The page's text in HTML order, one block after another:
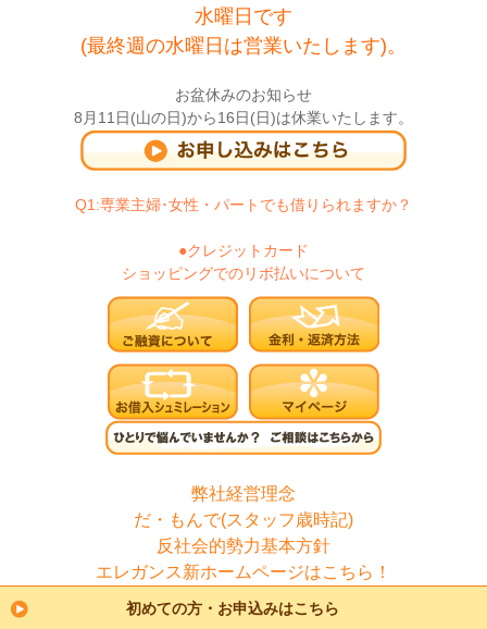
水曜日です
(最終週の水曜日は営業いたします)。
お盆休みのお知らせ
8月11日(山の日)から16日(日)は休業いたします。
Q1:専業主婦･女性・パートでも借りられますか？
●クレジットカード
ショッピングでのリボ払いについて
弊社経営理念
だ・もんで(スタッフ歳時記)
反社会的勢力基本方針
エレガンス新ホームページはこちら！
初めての方・お申込みはこちら